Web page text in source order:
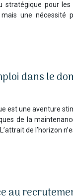
pour les
une nécessité
dans le
est une aventure
de la
de l’horizon
au